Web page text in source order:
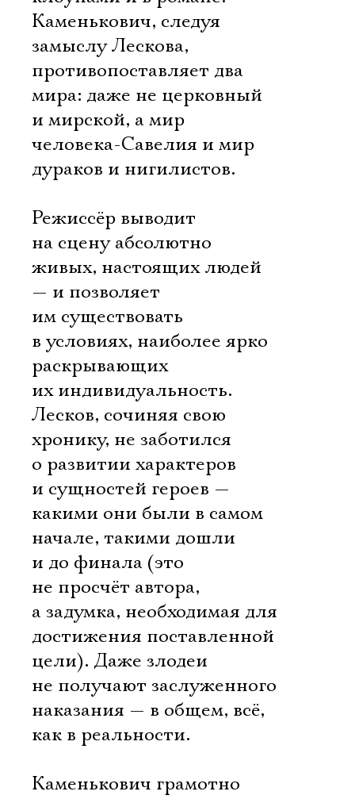
Каменькович, следуя
замыслу Лескова,
противопоставляет два
мира: даже не церковный
и мирской, а мир
человека-Савелия и мир
дураков и нигилистов.
Режиссёр выводит
на сцену абсолютно
живых, настоящих людей
— и позволяет
им существовать
в условиях, наиболее ярко
раскрывающих
их индивидуальность.
Лесков, сочиняя свою
хронику, не заботился
о развитии характеров
и сущностей героев —
какими они были в самом
начале, такими дошли
и до финала (это
не просчёт автора,
а задумка, необходимая для
достижения поставленной
цели). Даже злодеи
не получают заслуженного
наказания — в общем, всё,
как в реальности.
Каменькович грамотно